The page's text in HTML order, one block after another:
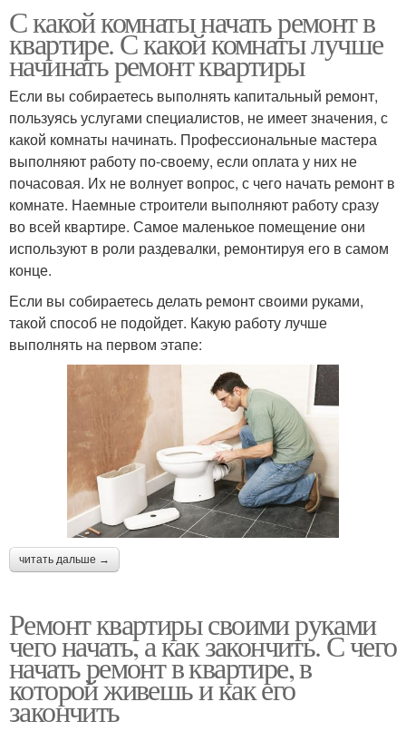
С какой комнаты начать ремонт в
квартире. С какой комнаты лучше
начинать ремонт квартиры
Если вы собираетесь выполнять капитальный ремонт,
пользуясь услугами специалистов, не имеет значения, с
какой комнаты начинать. Профессиональные мастера
выполняют работу по-своему, если оплата у них не
почасовая. Их не волнует вопрос, с чего начать ремонт в
комнате. Наемные строители выполняют работу сразу
во всей квартире. Самое маленькое помещение они
используют в роли раздевалки, ремонтируя его в самом
конце.
Если вы собираетесь делать ремонт своими руками,
такой способ не подойдет. Какую работу лучше
выполнять на первом этапе:
читать дальше →
Ремонт квартиры своими руками
чего начать, а как закончить. С чего
начать ремонт в квартире, в
которой живешь и как его
закончить